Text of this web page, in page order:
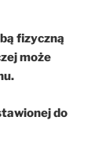
fizyczną
może
do